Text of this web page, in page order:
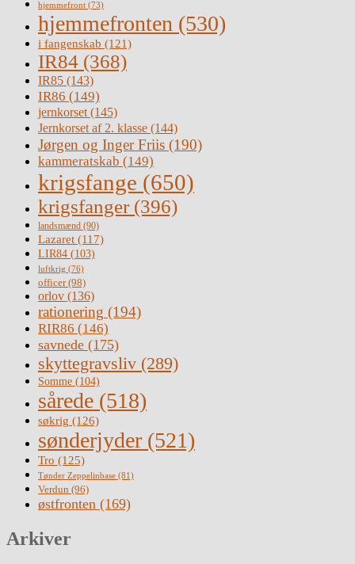
hjemmefront (73)
hjemmefronten (530)
i fangenskab (121)
IR84 (368)
IR85 (143)
IR86 (149)
jernkorset(145)
Jernkorset af 2. klasse (144)
Jørgen og Inger Friis (190)
kammeratskab (149)
krigsfange (650)
krigsfanger (396)
landsmænd (90)
Lazaret (117)
LIR84 (103)
luftkrig (76)
officer(98)
orlov (136)
rationering (194)
RIR86 (146)
savnede (175)
skyttegravsliv (289)
Somme (104)
sårede (518)
søkrig (126)
sønderjyder (521)
Tro (125)
Tønder Zeppelinbase (81)
Verdun (96)
østfronten (169)
Arkiver